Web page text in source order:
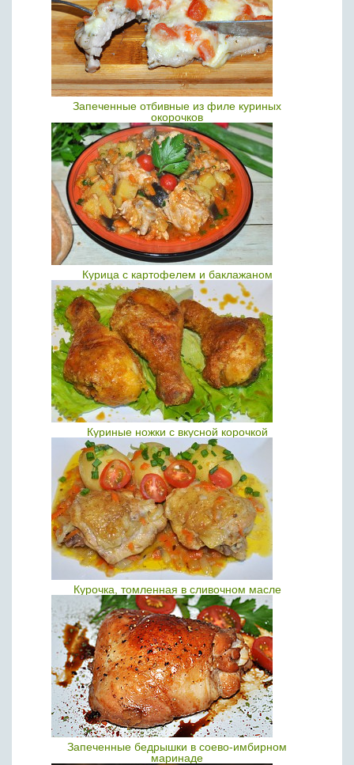
Запеченные отбивные из филе куриных
окорочков
Курица с картофелем и баклажаном
Куриные ножки с вкусной корочкой
Курочка, томленная в сливочном масле
Запеченные бедрышки в соево-имбирном
маринаде